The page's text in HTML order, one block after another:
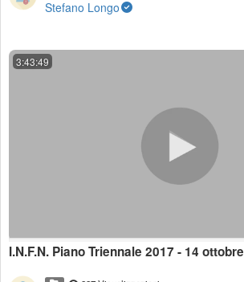
Stefano Longo
3:43:49
I.N.F.N. Piano Triennale 2017 - 14 ottobre